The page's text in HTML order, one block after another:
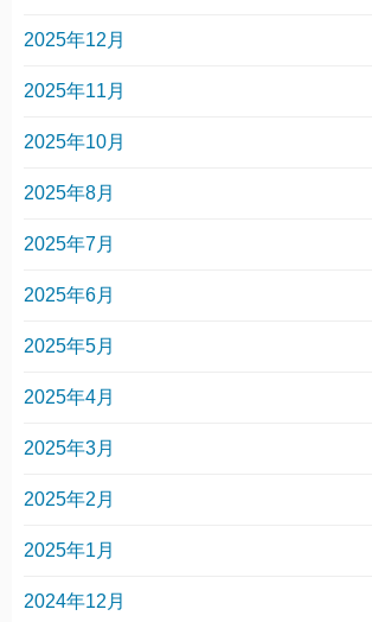
2025年12月
2025年11月
2025年10月
2025年8月
2025年7月
2025年6月
2025年5月
2025年4月
2025年3月
2025年2月
2025年1月
2024年12月